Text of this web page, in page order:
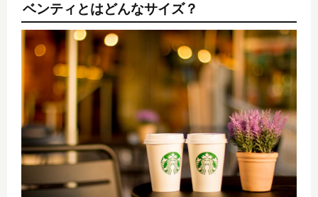
ベンティとはどんなサイズ？